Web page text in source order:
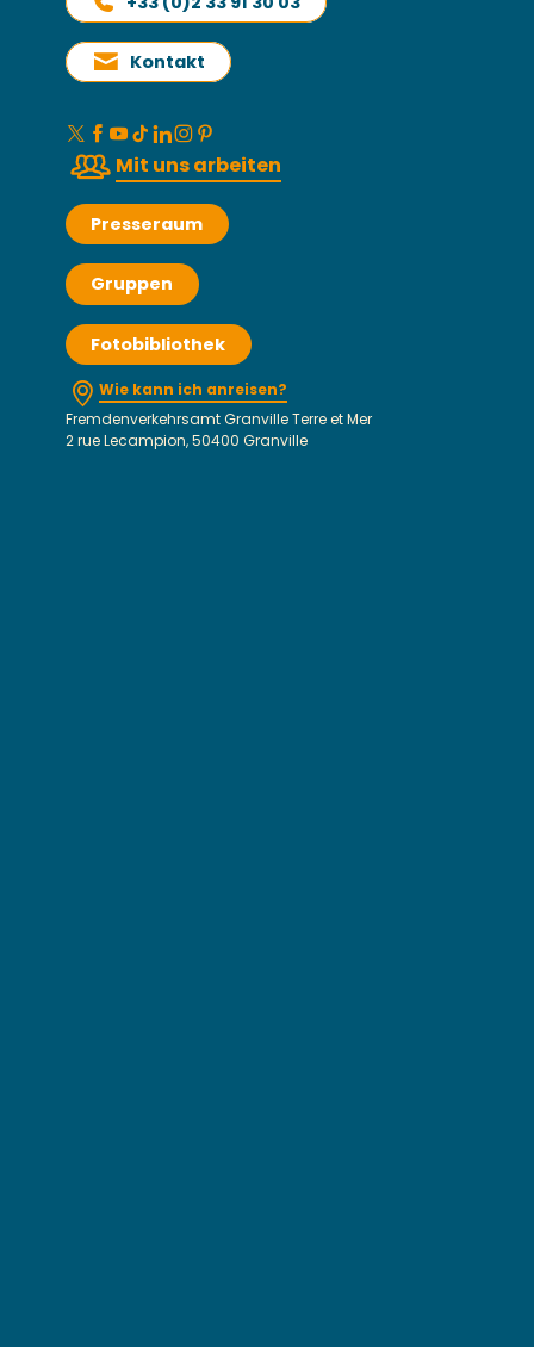
Kontakt
Mit uns arbeiten
Presseraum
Gruppen
Fotobibliothek
Wie kann ich anreisen?
Fremdenverkehrsamt Granville Terre et Mer
2 rue Lecampion, 50400 Granville